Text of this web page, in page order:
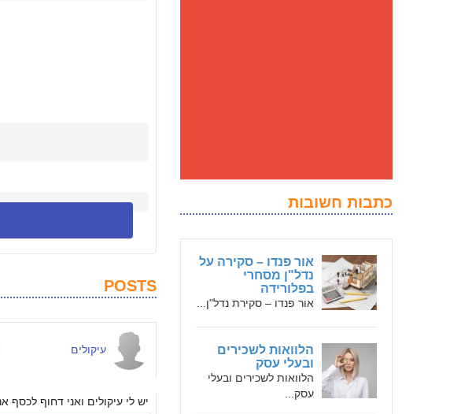
כתבות חשובות
אור פנדו – סקירה על
נדל"ן מסחרי
בפלורידה
אור פנדו – סקירת נדל"ן...
הלוואות לשכירים
ובעלי עסק
הלוואות לשכירים ובעלי
עסק...
POSTS
יש לי עיקולים ואני דחוף לכסף